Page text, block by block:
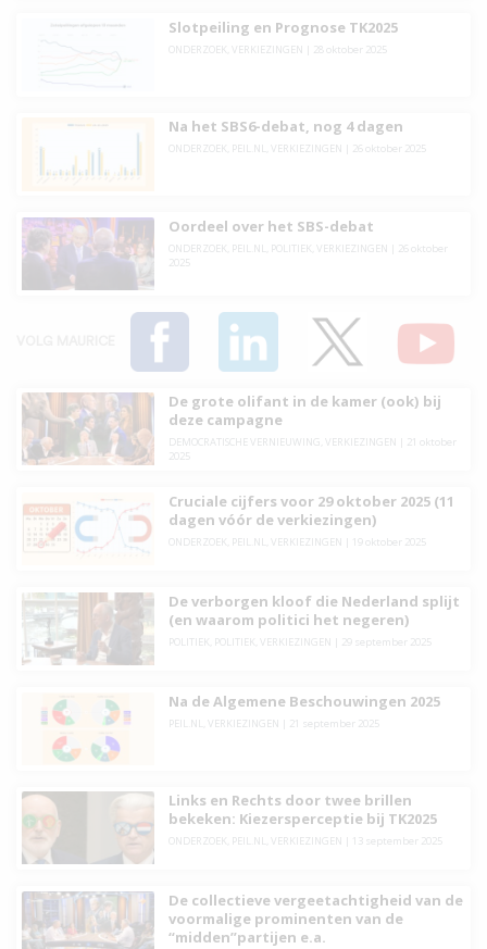
Slotpeiling en Prognose TK2025
ONDERZOEK VERKIEZINGEN 28 oktober 2025
Na het SBS6-debat, nog 4 dagen
ONDERZOEK PEIL.NL VERKIEZINGEN 26 oktober 2025
Oordeel over het SBS-debat
ONDERZOEK PEIL.NL POLITIEK VERKIEZINGEN
26 oktober
2025
De grote olifant in de kamer (ook) bij
deze campagne
DEMOCRATISCHE VERNIEUWING VERKIEZINGEN
21 oktober
2025
Cruciale cijfers voor 29 oktober 2025 (11
dagen vóór de verkiezingen)
ONDERZOEK PEIL.NL VERKIEZINGEN 19 oktober 2025
De verborgen kloof die Nederland splijt
(en waarom politici het negeren)
POLITIEK POLITIEK VERKIEZINGEN 29 september 2025
Na de Algemene Beschouwingen 2025
PEIL.NL VERKIEZINGEN 21 september 2025
Links en Rechts door twee brillen
bekeken: Kiezersperceptie bij TK2025
ONDERZOEK PEIL.NL VERKIEZINGEN 13 september 2025
De collectieve vergeetachtigheid van de
voormalige prominenten van de
“midden”partijen e.a.